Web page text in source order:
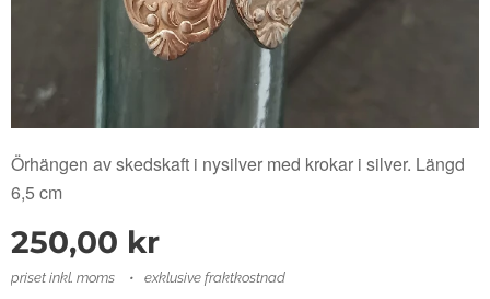
Örhängen av skedskaft i nysilver med krokar i silver. Längd
6,5 cm
250,00 kr
priset inkl. moms exklusive fraktkostnad